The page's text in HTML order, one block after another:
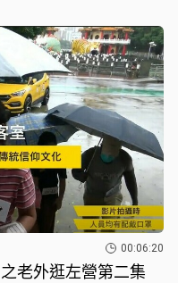
00:06:20
老外逛左營第二集